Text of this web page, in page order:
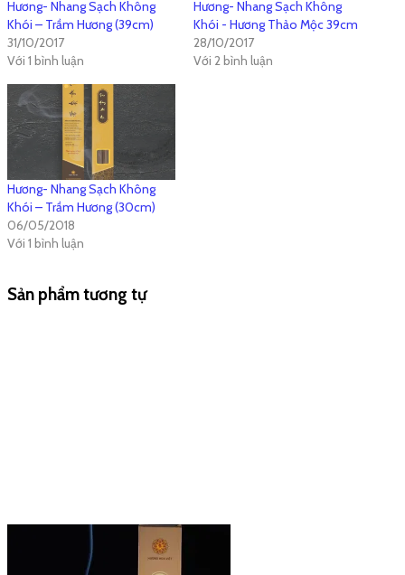
Hương- Nhang Sạch Không
Khói – Trầm Hương (39cm)
31/10/2017
Với 1 bình luận
Hương- Nhang Sạch Không
Khói - Hương Thảo Mộc 39cm
28/10/2017
Với 2 bình luận
Hương- Nhang Sạch Không
Khói – Trầm Hương (30cm)
06/05/2018
Với 1 bình luận
Sản phẩm tương tự